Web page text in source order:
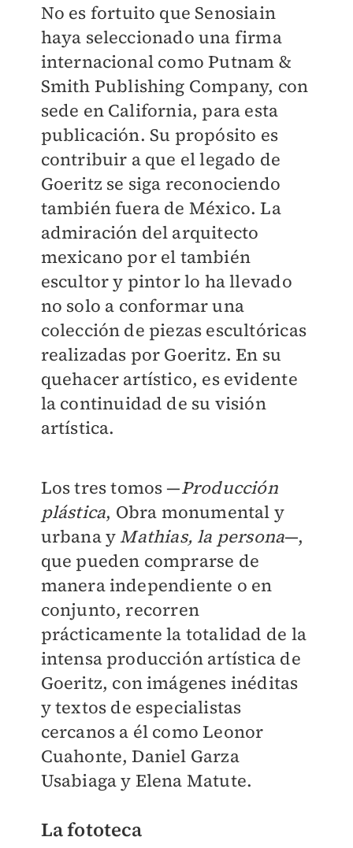
No es fortuito que Senosiain
haya seleccionado una firma
internacional como Putnam &
Smith Publishing Company, con
sede en California, para esta
publicación. Su propósito es
contribuir a que el legado de
Goeritz se siga reconociendo
también fuera de México. La
admiración del arquitecto
mexicano por el también
escultor y pintor lo ha llevado
no solo a conformar una
colección de piezas escultóricas
realizadas por Goeritz. En su
quehacer artístico, es evidente
la continuidad de su visión
artística.
Los tres tomos —Producción
plástica, Obra monumental y
urbana y Mathias, la persona—,
que pueden comprarse de
manera independiente o en
conjunto, recorren
prácticamente la totalidad de la
intensa producción artística de
Goeritz, con imágenes inéditas
y textos de especialistas
cercanos a él como Leonor
Cuahonte, Daniel Garza
Usabiaga y Elena Matute.
La fototeca